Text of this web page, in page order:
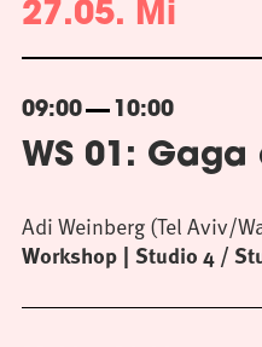
27.05. Mi
09:00 10:00
WS 01:
Workshop Studio 4 /
Adi Weinberg (Tel Aviv/